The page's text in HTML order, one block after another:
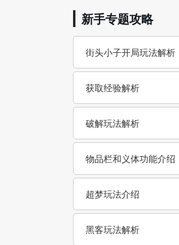
新手专题攻略
街头小子开局玩法解析
获取经验解析
破解玩法解析
物品栏和义体功能介绍
超梦玩法介绍
黑客玩法解析